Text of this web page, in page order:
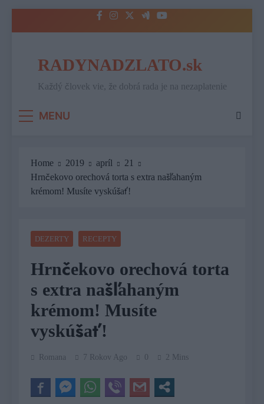
RADYNADZLATO.sk
Každý človek vie, že dobrá rada je na nezaplatenie
MENU
Home 2019 apríl
21
Hrnčekovo orechová torta s extra našľahaným
krémom! Musíte vyskúšať!
DEZERTY RECEPTY
Hrnčekovo orechová torta
s extra našľahaným
krémom! Musíte
vyskúšať!
Romana 7 Rokov Ago 0 2 Mins